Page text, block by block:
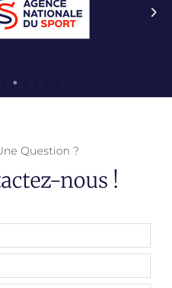
Question ?
nous !